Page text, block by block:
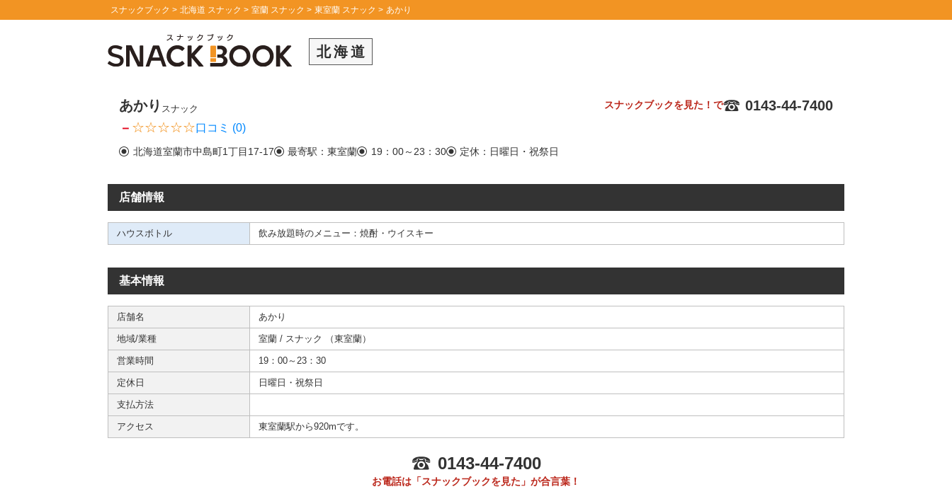
スナックブック 北海道 スナック 室蘭 スナック 東室蘭 スナック あかり
北海道
あかり スナック
－ 口コミ (0)
北海道室蘭市中島町1丁目17-17 最寄駅：東室蘭 19：00～23：30 定休：日曜日・祝祭日
スナックブックを見た！で 0143-44-7400
店舗情報
ハウスボトル 飲み放題時のメニュー：焼酎・ウイスキー
基本情報
店舗名 あかり
地域/業種 室蘭 / スナック （東室蘭）
営業時間 19：00～23：30
定休日 日曜日・祝祭日
支払方法
アクセス 東室蘭駅から920mです。
0143-44-7400
お電話は「スナックブックを見た」が合言葉！